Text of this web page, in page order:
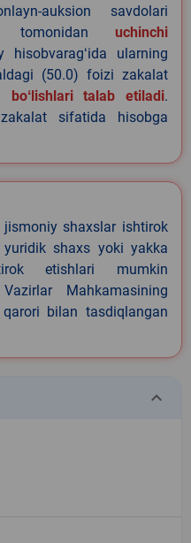
auksion savdolari
tomonidan uchinchi
hisobvaragʻida ularning
(50.0) foizi zakalat
boʻlishlari talab etiladi.
sifatida hisobga
shaxslar ishtirok
shaxs yoki yakka
etishlari mumkin
Mahkamasining
bilan tasdiqlangan
keyboard_arrow_down